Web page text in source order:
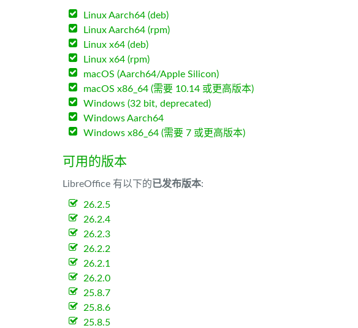
Linux Aarch64 (deb)
Linux Aarch64 (rpm)
Linux x64 (deb)
Linux x64 (rpm)
macOS (Aarch64/Apple Silicon)
macOS x86_64 (需要 10.14 或更高版本)
Windows (32 bit, deprecated)
Windows Aarch64
Windows x86_64 (需要 7 或更高版本)
可用的版本
LibreOffice 有以下的已发布版本:
26.2.5
26.2.4
26.2.3
26.2.2
26.2.1
26.2.0
25.8.7
25.8.6
25.8.5